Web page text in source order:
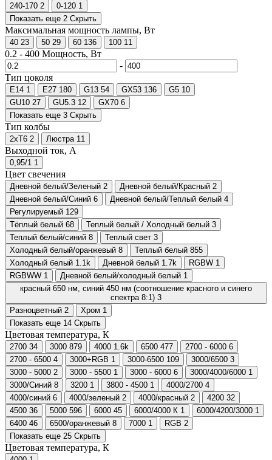
240-170 2 0-120 1
Показать еще 2 Скрыть
Максимальная мощность лампы, Вт
40 23 50 29 60 136 100 11
0.2 - 400 Мощность, Вт
-
Тип цоколя
Е14 1 Е27 180 G13 54 GX53 136 G5 10
GU10 27 GU5.3 12 GX70 6
Показать еще 3 Скрыть
Тип колбы
2хТ6 2 Люстра 11
Выходной ток, А
0,95/1 1
Цвет свечения
Дневной белый/Зеленый 2 Дневной белый/Красный 2
Дневной белый/Синий 6 Дневной белый/Теплый белый 4
Регулируемый 129
Тёплый белый 68 Теплый белый / Холодный белый 3
Теплый белый/синий 8 Теплый свет 3
Холодный белый/оранжевый 8 Теплый белый 855
Холодный белый 1.1 k Дневной белый 1.7k RGBW 1
RGBWW 1 Дневной белый/холодный белый 1
красный 650 нм, синий 450 нм (соотношение красного и синего
спектра 8:1) 3
Разноцветный 2 Хром 1
Показать еще 14 Скрыть
Цветовая температура, К
2700 34 3000 879 4000 1.6k 6500 477 2700 - 6000 6
2700 - 6500 4 3000+RGB 1 3000-6500 109 3000/6500 3
3000 - 5000 2 3000 - 5500 1 3000 - 6000 6 3000/4000/6000 1
3000/Синий 8 3200 1 3800 - 4500 1 4000/2700 4
4000/синий 6 4000/зеленый 2 4000/красный 2 4200 32
4500 36 5000 596 6000 45 6000/4000 К 1 6000/4200/3000 1
6400 46 6500/оранжевый 8 7000 1 RGB 2
Показать еще 25 Скрыть
Цветовая температура, К